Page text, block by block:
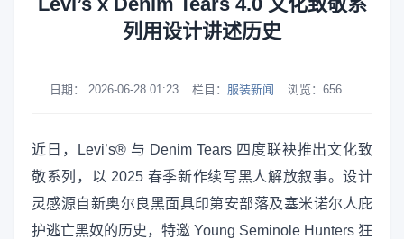
列用设计讲述历史
日期： 2026-06-28 01:23 栏目： 服装新闻 浏览： 656
近日，Levi’s® 与 Denim Tears 四度联袂推出文化致
敬系列，以 2025 春季新作续写黑人解放叙事。设计
灵感源自新奥尔良黑面具印第安部落及塞米诺尔人庇
护逃亡黑奴的历史，特邀 Young Seminole Hunters 狂